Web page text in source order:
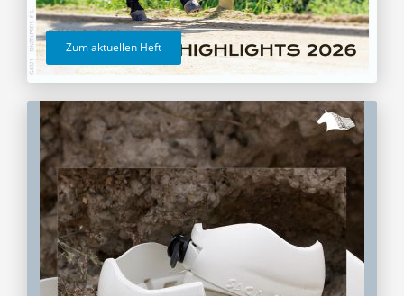
Zum aktuellen Heft